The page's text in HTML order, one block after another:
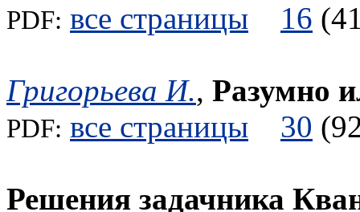
PDF: все страницы 16
Григорьева И., Разумно
PDF: все страницы 30
Решения задачника